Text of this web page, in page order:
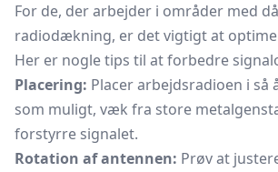
For de, der arbejder i områder med
radiodækning, er det vigtigt at
Her er nogle tips til at forbedre
Placering: Placer arbejdsradioen i så
som muligt, væk fra store
forstyrre signalet.
Rotation af antennen: Prøv at